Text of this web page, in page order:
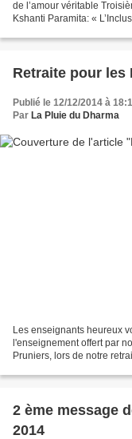
de l’amour véritable
Kshanti Paramita: «
Retraite pour les
Publié le 12/12/2014 à
Par La Pluie du Dharma
Les enseignants heureux
l'enseignement offert par
Pruniers, lors de notre
2 ème message
2014